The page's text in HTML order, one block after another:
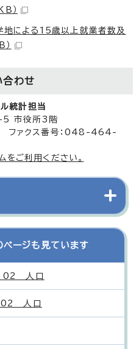
）
地による15歳以上就業者数及
合わせ
統計担当
市役所3階
ァクス番号：048-464-
をご利用ください。
ージも見ています
02 人口
02 人口